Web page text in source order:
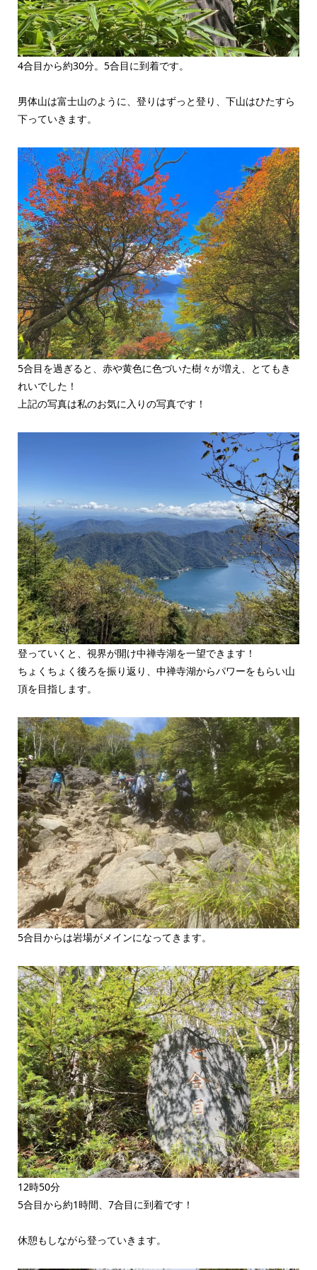
4合目から約30分。5合目に到着です。
男体山は富士山のように、登りはずっと登り、下山はひたすら
下っていきます。
5合目を過ぎると、赤や黄色に色づいた樹々が増え、とてもき
れいでした！
上記の写真は私のお気に入りの写真です！
登っていくと、視界が開け中禅寺湖を一望できます！
ちょくちょく後ろを振り返り、中禅寺湖からパワーをもらい山
頂を目指します。
5合目からは岩場がメインになってきます。
12時50分
5合目から約1時間、7合目に到着です！
休憩もしながら登っていきます。